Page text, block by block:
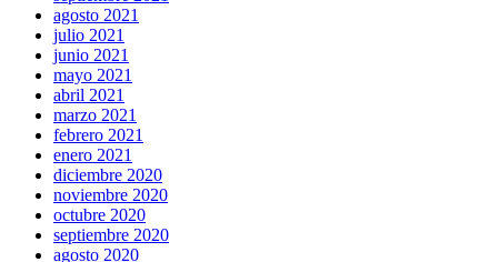
agosto 2021
julio 2021
junio 2021
mayo 2021
abril 2021
marzo 2021
febrero 2021
enero 2021
diciembre 2020
noviembre 2020
octubre 2020
septiembre 2020
agosto 2020